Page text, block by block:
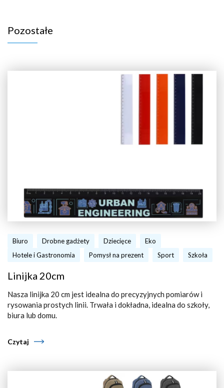
Pozostałe
Biuro Drobne gadżety Dziecięce
Eko
Hotele i Gastronomia
Pomysł na prezent Sport Szkoła
Linijka 20cm
Nasza linijka 20 cm jest idealna do precyzyjnych pomiarów i
rysowania prostych linii. Trwała i dokładna, idealna do szkoły,
biura lub domu.
Czytaj